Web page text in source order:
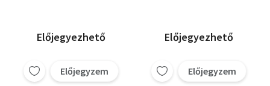
Előjegyezhető
Előjegyzem
Előjegyezhető
Előjegyzem